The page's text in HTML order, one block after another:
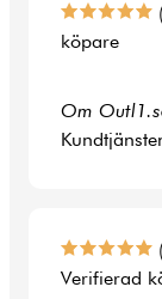
köpare
Om
Verifierad